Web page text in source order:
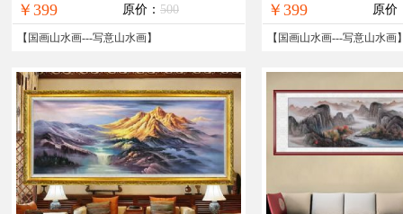
￥399 原价： 500
【 国画山水画---写意山水画】
￥399 原价
【 国画山水画---写意山水画